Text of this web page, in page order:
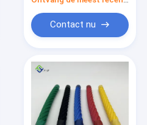
Contact nu